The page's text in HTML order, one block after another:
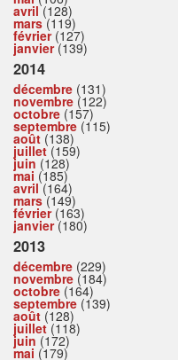
avril(128)
mars(119)
février(127)
janvier(139)
2014
décembre (131)
novembre (122)
octobre (157)
septembre (115)
août (138)
juillet(159)
juin (128)
mai (185)
avril(164)
mars(149)
février(163)
janvier(180)
2013
décembre (229)
novembre (184)
octobre (164)
septembre (139)
août (128)
juillet(118)
juin (172)
mai (179)